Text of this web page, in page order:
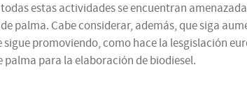
estas actividades se encuentran
palma. Cabe considerar, además, que siga
promoviendo, como hace la lesgislación
palma para la elaboración de biodiesel.